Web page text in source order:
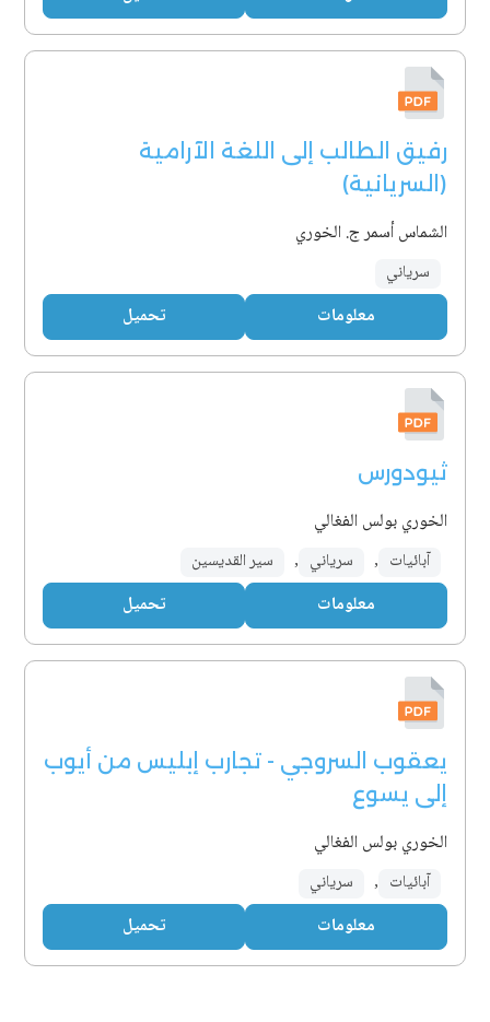
رفيق الطالب إلى اللغة الآرامية
(السريانية)
الشماس أسمر ج. الخوري
سرياني
معلومات تحميل
ثيودورس
الخوري بولس الفغالي
آبائيات , سرياني , سير القديسين
معلومات تحميل
يعقوب السروجي - تجارب إبليس من أيوب
إلى يسوع
الخوري بولس الفغالي
آبائيات , سرياني
معلومات تحميل